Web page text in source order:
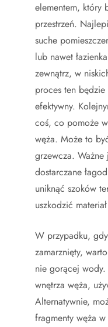
elementem, który
przestrzeń.
suche
lub nawet
zewnątrz, w
proces ten będzie
efektywny.
coś, co pomoże
węża. Może to
grzewcza. Ważne
dostarczane
uniknąć szoków
uszkodzić
W przypadku,
zamarznięty,
nie gorącej
wnętrza węża,
Alternatywnie,
fragmenty węża